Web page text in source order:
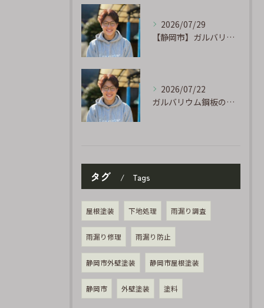
2026/07/29
【静岡市】ガルバリウム外壁のサビ補修｜タッチアップ塗装の手順を職人が解説
2026/07/22
ガルバリウム鋼板の「傷」と「チョーキング」、実は深くつながっています
タグ Tags
屋根塗装 下地処理 雨漏り調査
雨漏り修理 雨漏り防止
静岡市外壁塗装 静岡市屋根塗装
静岡市 外壁塗装 塗料